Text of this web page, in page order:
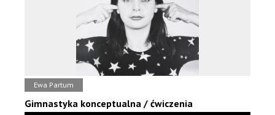
Ewa Partum
Gimnastyka konceptualna / ćwiczenia